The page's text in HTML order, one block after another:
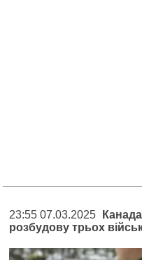
23:55 07.03.2025
розбудову трьох